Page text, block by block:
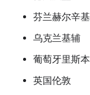
芬兰赫尔辛基
乌克兰基辅
葡萄牙里斯本
英国伦敦